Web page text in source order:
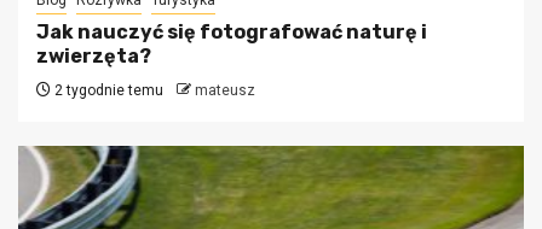
Jak nauczyć się fotografować naturę i
zwierzęta?
2 tygodnie temu mateusz